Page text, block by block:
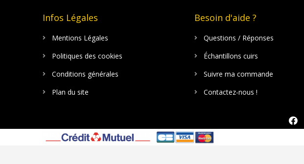
Meubles TV – Bars (16)
Tables basses (11)
Infos Légales
Mentions Légales
Politiques des cookies
Conditions générales
Plan du site
Besoin d'aide ?
Questions / Réponses
Échantillons cuirs
Suivre ma commande
Contactez-nous !